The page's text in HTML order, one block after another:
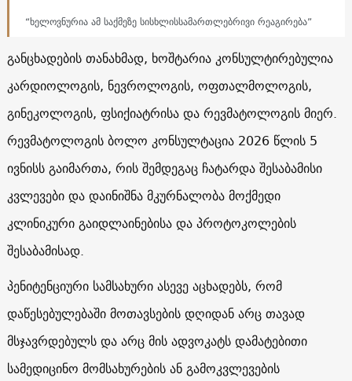
“ხელოვნურია ამ საქმეზე სისხლისსამართლებრივი რეაგირება”
განცხადების თანახმად, ხოშტარია კონსულტირებულია
კარდიოლოგის, ნევროლოგის, ოფთალმოლოგის,
გინეკოლოგის, ფსიქიატრისა და რევმატოლოგის მიერ.
რევმატოლოგის ბოლო კონსულტაცია 2026 წლის 5
ივნისს გაიმართა, რის შემდეგაც ჩატარდა შესაბამისი
კვლევები და დაინიშნა მკურნალობა მოქმედი
კლინიკური გაიდლაინებისა და პროტოკოლების
შესაბამისად.
პენიტენციური სამსახური ასევე აცხადებს, რომ
დაწესებულებაში მოთავსების დღიდან არც თავად
მსჯავრდებულს და არც მის ადვოკატს დამატებითი
სამედიცინო მომსახურების ან გამოკვლევების